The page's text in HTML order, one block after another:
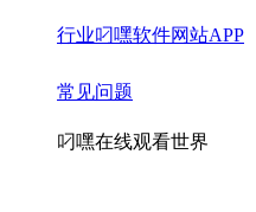
行业叼嘿软件网站APP
常见问题
叼嘿在线观看世界